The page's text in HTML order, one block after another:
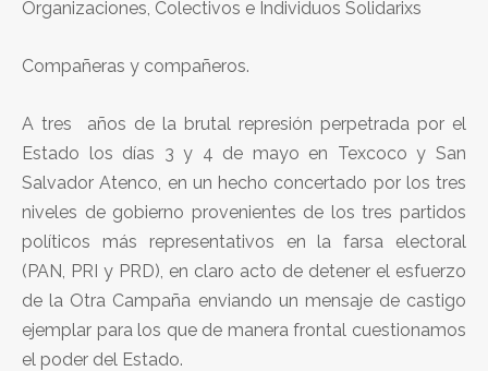
Organizaciones, Colectivos e Individuos Solidarixs
Compañeras y compañeros.
A tres años de la brutal represión perpetrada por el
Estado los días 3 y 4 de mayo en Texcoco y San
Salvador Atenco, en un hecho concertado por los tres
niveles de gobierno provenientes de los tres partidos
políticos más representativos en la farsa electoral
(PAN, PRI y PRD), en claro acto de detener el esfuerzo
de la Otra Campaña enviando un mensaje de castigo
ejemplar para los que de manera frontal cuestionamos
el poder del Estado.